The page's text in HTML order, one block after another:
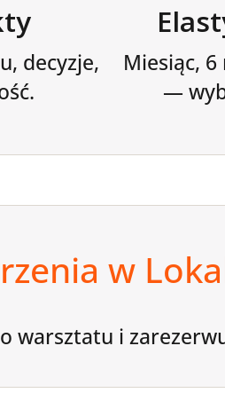
decyzje,
Miesiąc,
—
w
warsztatu i